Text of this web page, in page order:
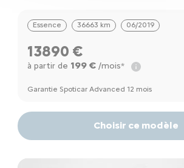
Essence 36663 km 06/2019
13890 €
à partir de 199 €/mois*
Garantie Spoticar Advanced 12 mois
Choisir ce modèle